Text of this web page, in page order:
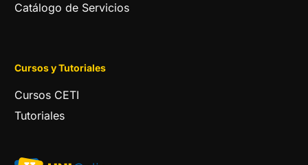
Catálogo de Servicios
Cursos y Tutoriales
Cursos CETI
Tutoriales